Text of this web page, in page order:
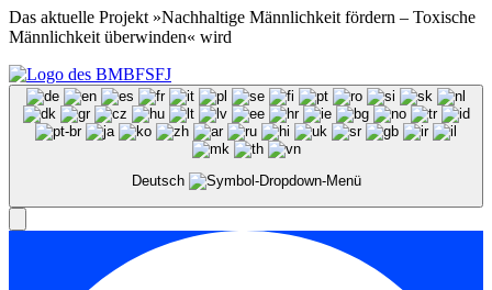
Das aktuelle Projekt »Nachhaltige Männlichkeit fördern – Toxische
Männlichkeit überwinden« wird
Deutsch